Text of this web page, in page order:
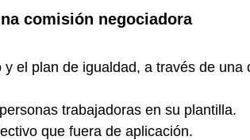
comisión negociadora
el plan de igualdad, a través de
trabajadoras en su plantilla.
que fuera de aplicación.